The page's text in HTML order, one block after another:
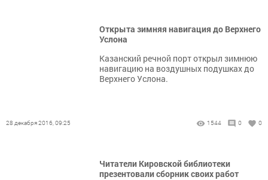
Открыта зимняя навигация до Верхнего
Услона
Казанский речной порт открыл зимнюю
навигацию на воздушных подушках до
Верхнего Услона.
28 декабря 2016, 09:25 1544 0 0
Читатели Кировской библиотеки
презентовали сборник своих работ